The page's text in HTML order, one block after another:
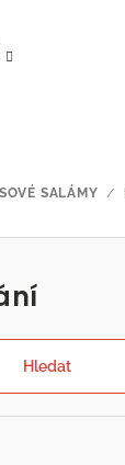
SALÁMY /
Hledat